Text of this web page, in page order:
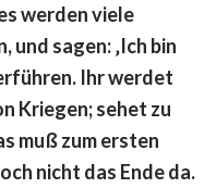
werden viele
und sagen: ‚Ich bin
Ihr werdet
Kriegen; sehet zu
muß zum ersten
nicht das Ende da.